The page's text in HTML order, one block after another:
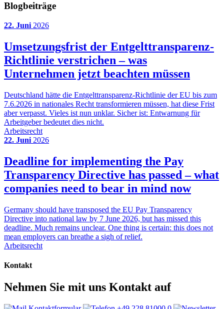
Blogbeiträge
22. Juni 2026
Umsetzungsfrist der Entgelttransparenz-
Richtlinie verstrichen – was
Unternehmen jetzt beachten müssen
Deutschland hätte die Entgelttransparenz-Richtlinie der EU bis zum
7.6.2026 in nationales Recht transformieren müssen, hat diese Frist
aber verpasst. Vieles ist nun unklar. Sicher ist: Entwarnung für
Arbeitgeber bedeutet dies nicht.
Arbeitsrecht
22. Juni 2026
Deadline for implementing the Pay
Transparency Directive has passed – what
companies need to bear in mind now
Germany should have transposed the EU Pay Transparency
Directive into national law by 7 June 2026, but has missed this
deadline. Much remains unclear. One thing is certain: this does not
mean employers can breathe a sigh of relief.
Arbeitsrecht
Kontakt
Nehmen Sie mit uns Kontakt auf